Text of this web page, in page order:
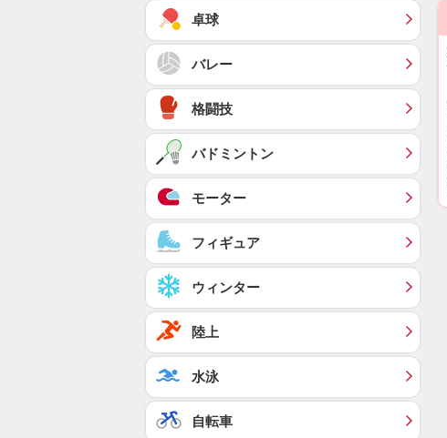
卓球
バレー
格闘技
バドミントン
モーター
フィギュア
ウィンター
陸上
水泳
自転車